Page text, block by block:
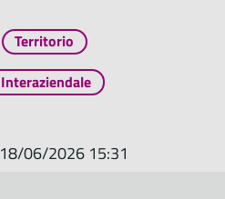
Territorio
Interaziendale
18/06/2026 15:31